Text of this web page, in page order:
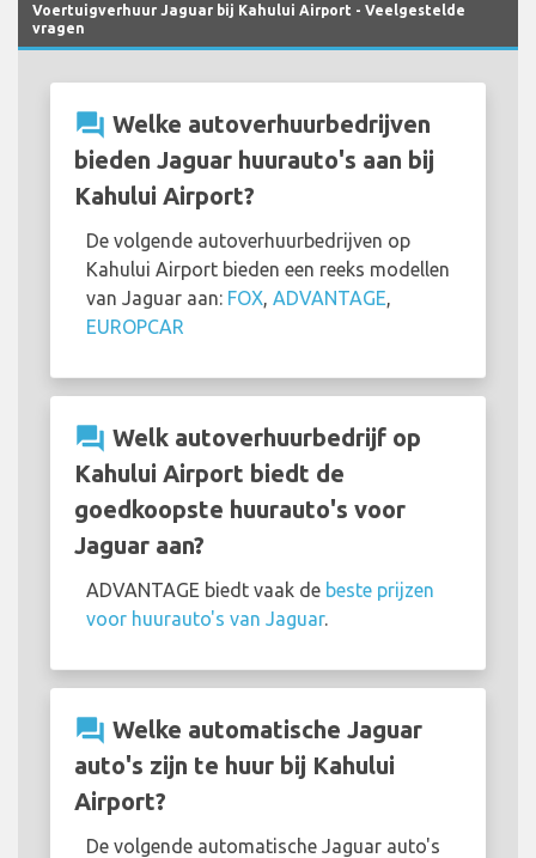
Voertuigverhuur Jaguar bij Kahului Airport - Veelgestelde
vragen
question_answer Welke autoverhuurbedrijven
bieden Jaguar huurauto's aan bij
Kahului Airport?
De volgende autoverhuurbedrijven op
Kahului Airport bieden een reeks modellen
van Jaguar aan: FOX ADVANTAGE
EUROPCAR
question_answer Welk autoverhuurbedrijf op
Kahului Airport biedt de
goedkoopste huurauto's voor
Jaguar aan?
ADVANTAGE biedt vaak de beste prijzen
voor huurauto's van Jaguar.
question_answer Welke automatische Jaguar
auto's zijn te huur bij Kahului
Airport?
De volgende automatische Jaguar auto's